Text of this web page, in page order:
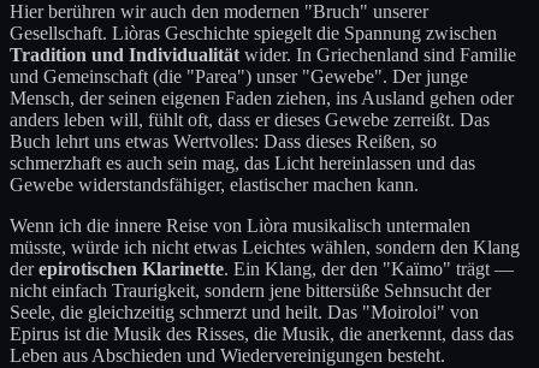
Hier berühren wir auch den modernen "Bruch" unserer
Gesellschaft. Liòras Geschichte spiegelt die Spannung zwischen
Tradition und Individualität wider. In Griechenland sind Familie
und Gemeinschaft (die "Parea") unser "Gewebe". Der junge
Mensch, der seinen eigenen Faden ziehen, ins Ausland gehen oder
anders leben will, fühlt oft, dass er dieses Gewebe zerreißt. Das
Buch lehrt uns etwas Wertvolles: Dass dieses Reißen, so
schmerzhaft es auch sein mag, das Licht hereinlassen und das
Gewebe widerstandsfähiger, elastischer machen kann.
Wenn ich die innere Reise von Liòra musikalisch untermalen
müsste, würde ich nicht etwas Leichtes wählen, sondern den Klang
derepirotischen Klarinette. Ein Klang, der den "Kaïmo" trägt —
nicht einfach Traurigkeit, sondern jene bittersüße Sehnsucht der
Seele, die gleichzeitig schmerzt und heilt. Das "Moiroloi" von
Epirus ist die Musik des Risses, die Musik, die anerkennt, dass das
Leben aus Abschieden und Wiedervereinigungen besteht.